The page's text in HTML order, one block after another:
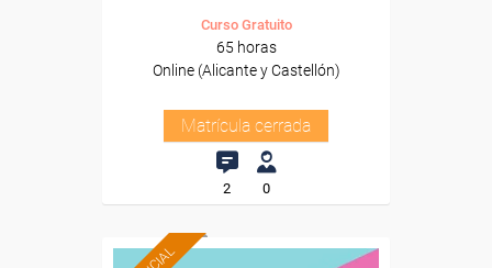
Curso Gratuito
65 horas
Online (Alicante y Castellón)
Matrícula cerrada
2 0